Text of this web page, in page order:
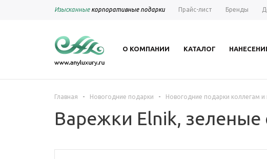
Изысканныекорпоративные подарки Прайс-лист Бренды
О КОМПАНИИ КАТАЛОГ
Главная - Новогодние подарки - Новогодние подарки коллегам и
Варежки Elnik,